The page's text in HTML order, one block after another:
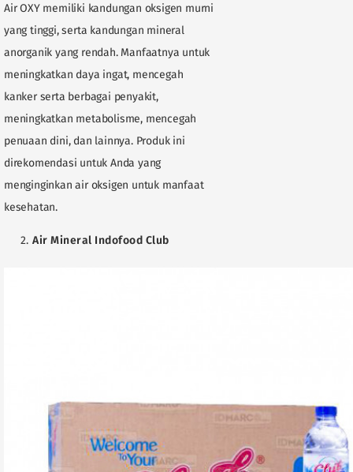
Air OXY memiliki kandungan oksigen murni
yang tinggi, serta kandungan mineral
anorganik yang rendah. Manfaatnya untuk
meningkatkan daya ingat, mencegah
kanker serta berbagai penyakit,
meningkatkan metabolisme, mencegah
penuaan dini, dan lainnya. Produk ini
direkomendasi untuk Anda yang
menginginkan air oksigen untuk manfaat
kesehatan.
Air Mineral Indofood Club